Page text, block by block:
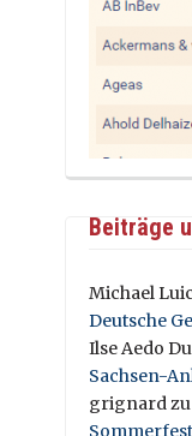
Beiträge
Michael
Deutsche
Ilse Aedo
Sachsen-
grignardzu